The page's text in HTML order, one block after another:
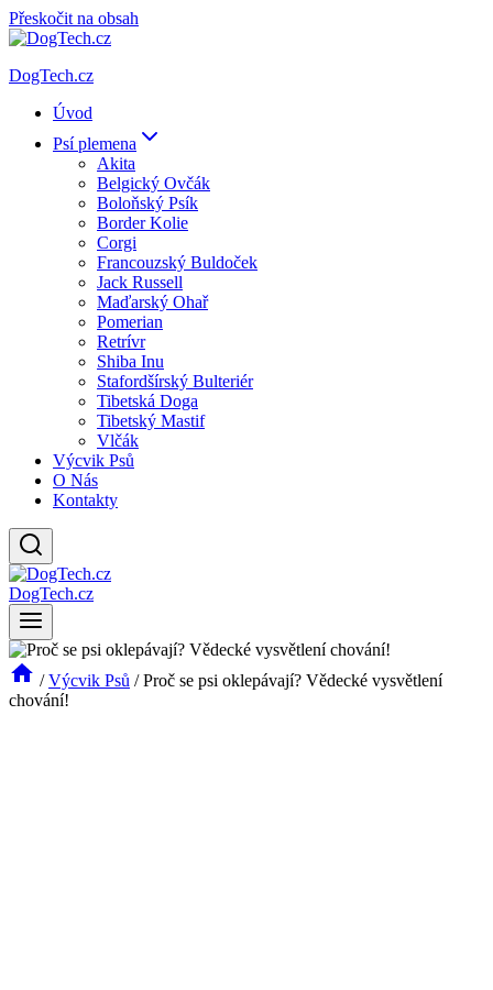
Přeskočit na obsah
DogTech.cz
Úvod
Psí plemena
Akita
Belgický Ovčák
Boloňský Psík
Border Kolie
Corgi
Francouzský Buldoček
Jack Russell
Maďarský Ohař
Pomerian
Retrívr
Shiba Inu
Stafordšírský Bulteriér
Tibetská Doga
Tibetský Mastif
Vlčák
Výcvik Psů
O Nás
Kontakty
DogTech.cz
/ Výcvik Psů / Proč se psi oklepávají? Vědecké vysvětlení
chování!